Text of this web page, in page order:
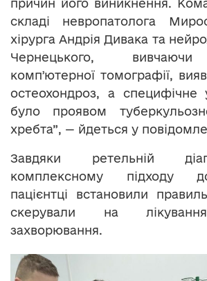
причин його виникнення.
складі невропатолога
хірурга Андрія Дивака та
Чернецького, вивчаючи
компʼютерної томографії,
остеохондроз, а специфічне
було проявом
хребта”, — йдеться у
Завдяки ретельній
комплексному підходу
пацієнтці встановили
скерували на
захворювання.